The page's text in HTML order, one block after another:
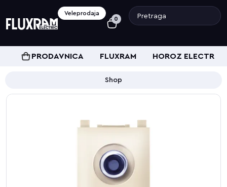
Veleprodaja
0
PRODAVNICA FLUXRAM HOROZ ELECTRIC
Shop